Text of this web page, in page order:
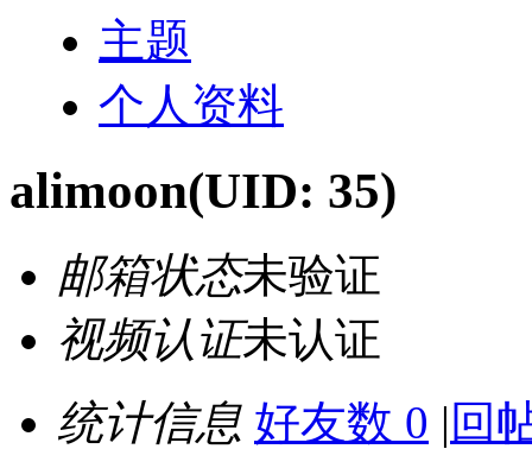
主题
个人资料
alimoon(UID: 35)
邮箱状态未验证
视频认证未认证
统计信息 好友数 0 | 回